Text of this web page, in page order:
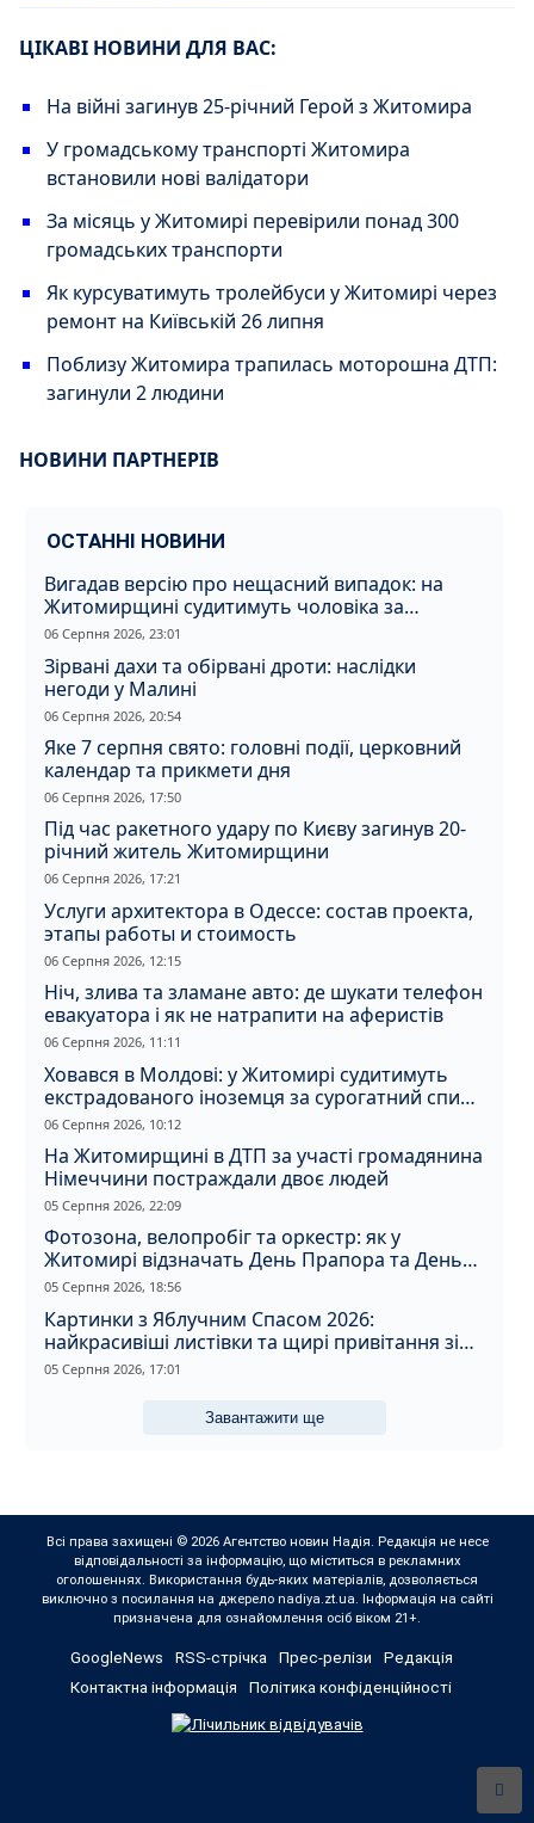
ЦІКАВІ НОВИНИ ДЛЯ ВАС:
На війні загинув 25-річний Герой з Житомира
У громадському транспорті Житомира
встановили нові валідатори
За місяць у Житомирі перевірили понад 300
громадських транспорти
Як курсуватимуть тролейбуси у Житомирі через
ремонт на Київській 26 липня
Поблизу Житомира трапилась моторошна ДТП:
загинули 2 людини
НОВИНИ ПАРТНЕРІВ
ОСТАННІ НОВИНИ
Вигадав версію про нещасний випадок: на
Житомирщині судитимуть чоловіка за
вбивство співмешканки
06 Серпня 2026, 23:01
Зірвані дахи та обірвані дроти: наслідки
негоди у Малині
06 Серпня 2026, 20:54
Яке 7 серпня свято: головні події, церковний
календар та прикмети дня
06 Серпня 2026, 17:50
Під час ракетного удару по Києву загинув 20-
річний житель Житомирщини
06 Серпня 2026, 17:21
Услуги архитектора в Одессе: состав проекта,
этапы работы и стоимость
06 Серпня 2026, 12:15
Ніч, злива та зламане авто: де шукати телефон
евакуатора і як не натрапити на аферистів
06 Серпня 2026, 11:11
Ховався в Молдові: у Житомирі судитимуть
екстрадованого іноземця за сурогатний спирт
і відмивання грошей
06 Серпня 2026, 10:12
На Житомирщині в ДТП за участі громадянина
Німеччини постраждали двоє людей
05 Серпня 2026, 22:09
Фотозона, велопробіг та оркестр: як у
Житомирі відзначать День Прапора та День
Незалежності
05 Серпня 2026, 18:56
Картинки з Яблучним Спасом 2026:
найкрасивіші листівки та щирі привітання зі
святом
05 Серпня 2026, 17:01
Завантажити ще
Всі права захищені © 2026 Агентство новин Надія. Редакція не несе
відповідальності за інформацію, що міститься в рекламних
оголошеннях. Використання будь-яких матеріалів, дозволяється
виключно з посилання на джерело nadiya.zt.ua. Інформація на сайті
призначена для ознайомлення осіб віком 21+.
GoogleNews RSS-стрічка Прес-релізи
Редакція
Контактна інформація
Політика конфіденційності